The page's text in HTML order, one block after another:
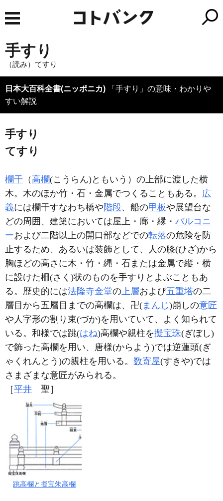
手すり
（読み）てすり
日本大百科全書(ニッポニカ) 「手すり」の意味・わかりや
すい解説
手すり
てすり
欄干 （ 高欄(こうらん)ともいう）の上部に渡した横
木。木のほか竹・石・金属でつくることもある。 広
義には欄干すなわち橋や階段、船の甲板や展望台な
どの周囲、建築においては屋上・廊・縁・ バルコニ
ーおよび二階以上の開口部などでの転落の危険を防
止するため、あるいは装飾として、人の膝(ひざ)から
胸ほどの高さに木・竹・縄・石または金属で縦・横
に設けた柵(さく)状のものを手すりとよぶこともあ
る。歴史的には法隆寺金堂の上層および五重塔の二
層目から五層目までの高欄は、卍(まんじ)崩しの意匠
や人字形の割り束(づか)を用いていて、よく知られて
いる。和様では跳(はね)高欄や親柱を擬宝珠(ぎぼし)
で飾った高欄を用い、唐様(からよう)では逆蓮頭(ぎ
ゃくれんとう)の親柱を用いる。 数寄屋(すきや)では
さまざまな意匠がみられる。
［平井 聖］
跳高欄と擬宝朱高欄